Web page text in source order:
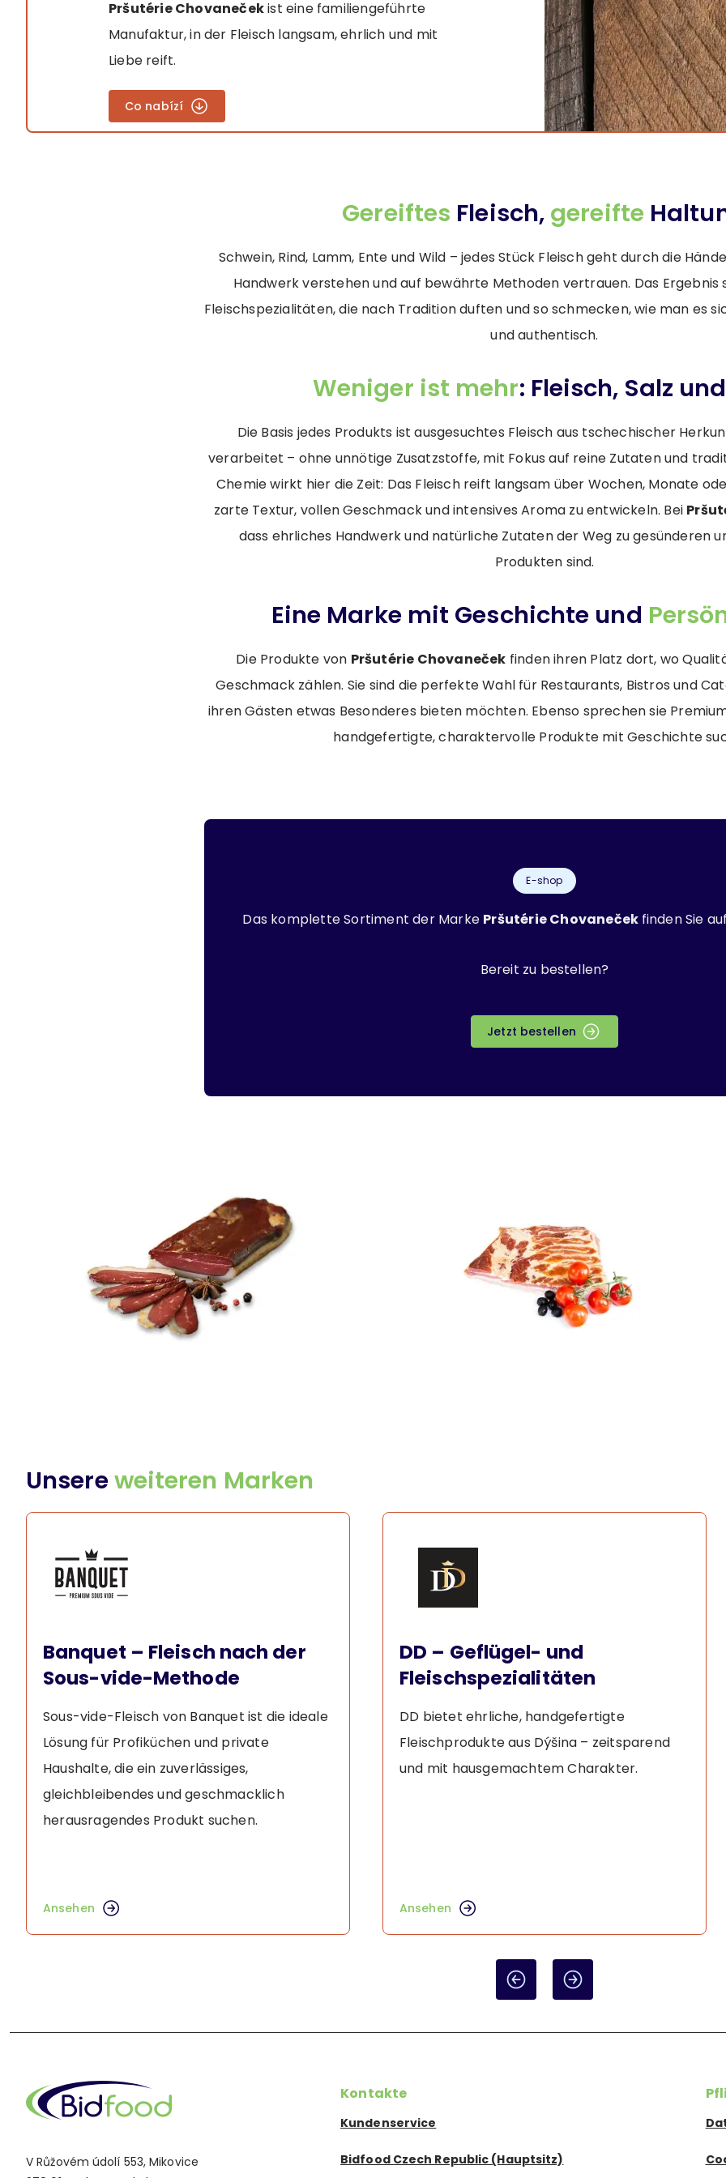
Pršutérie Chovanečekist eine familiengeführte
Manufaktur, in der Fleisch langsam, ehrlich und mit
Liebe reift.
Co nabízí
Gereiftes Fleisch, gereifte
Schwein, Rind, Lamm, Ente und Wild – jedes Stück Fleisch geht durch die
Handwerk verstehen und auf bewährte Methoden vertrauen. Das
Fleischspezialitäten, die nach Tradition duften und so schmecken, wie man es
und authentisch.
Weniger ist mehr: Fleisch, Salz
Die Basis jedes Produkts ist ausgesuchtes Fleisch aus tschechischer
verarbeitet – ohne unnötige Zusatzstoffe, mit Fokus auf reine Zutaten und
Chemie wirkt hier die Zeit: Das Fleisch reift langsam über Wochen, Monate
zarte Textur, vollen Geschmack und intensives Aroma zu entwickeln. Bei
dass ehrliches Handwerk und natürliche Zutaten der Weg zu gesünderen
Produkten sind.
Eine Marke mit Geschichte und
Die Produkte von Pršutérie Chovaneček finden ihren Platz dort, wo
Geschmack zählen. Sie sind die perfekte Wahl für Restaurants, Bistros und
ihren Gästen etwas Besonderes bieten möchten. Ebenso sprechen sie
handgefertigte, charaktervolle Produkte mit Geschichte
E-shop
Das komplette Sortiment der Marke Pršutérie Chovaneček finden Sie auf
Bereit zu bestellen?
Jetzt bestellen
Unsereweiteren Marken
Banquet – Fleisch nach der
Sous-vide-Methode
Sous-vide-Fleisch von Banquet ist die ideale
Lösung für Profiküchen und private
Haushalte, die ein zuverlässiges,
gleichbleibendes und geschmacklich
herausragendes Produkt suchen.
Ansehen
DD – Geflügel- und
Fleischspezialitäten
DD bietet ehrliche, handgefertigte
Fleischprodukte aus Dýšina – zeitsparend
und mit hausgemachtem Charakter.
Ansehen
V Růžovém údolí 553, Mikovice
Kontakte
Kundenservice
Bidfood Czech Republic (Hauptsitz)